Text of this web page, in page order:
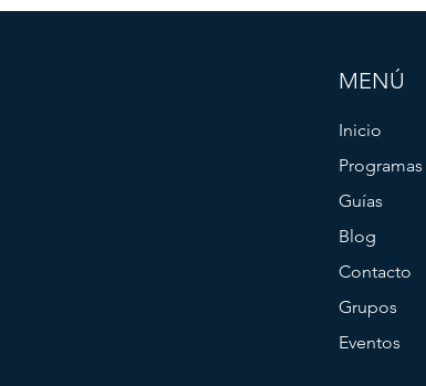
MENÚ
Inicio
Programas
Guías
Blog
Contacto
Grupos
Eventos